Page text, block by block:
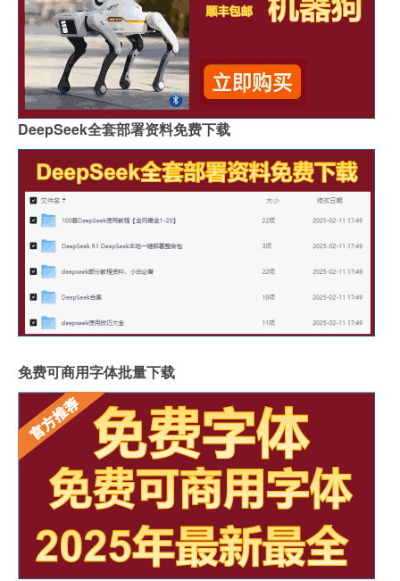
DeepSeek全套部署资料免费下载
免费可商用字体批量下载